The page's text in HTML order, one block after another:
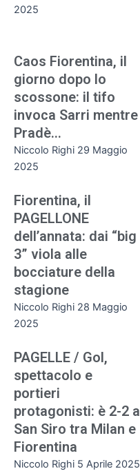
2025
Caos Fiorentina, il
giorno dopo lo
scossone: il tifo
invoca Sarri mentre
Pradè…
Niccolo Righi 29 Maggio
2025
Fiorentina, il
PAGELLONE
dell’annata: dai “big
3” viola alle
bocciature della
stagione
Niccolo Righi 28 Maggio
2025
PAGELLE / Gol,
spettacolo e
portieri
protagonisti: è 2-2 a
San Siro tra Milan e
Fiorentina
Niccolo Righi 5 Aprile 2025